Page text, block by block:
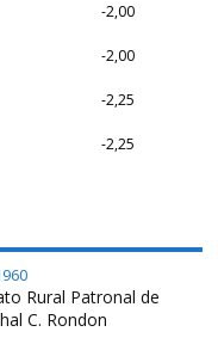
-2,00
-2,00
-2,25
-2,25
Rural Patronal de
C. Rondon